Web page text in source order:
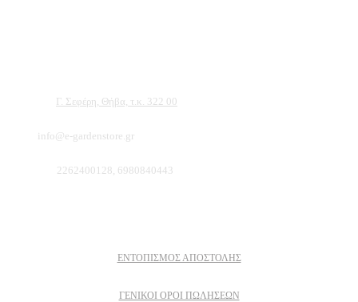
Γ. Σεφέρη, Θήβα, τ.κ. 322 00
info@e-gardenstore.gr
2262400128, 6980840443
ΕΝΤΟΠΙΣΜΟΣ ΑΠΟΣΤΟΛΗΣ
ΓΕΝΙΚΟΙ ΟΡΟΙ ΠΩΛΗΣΕΩΝ